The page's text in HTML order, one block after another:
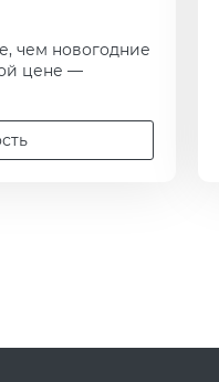
чем новогодние
цене —